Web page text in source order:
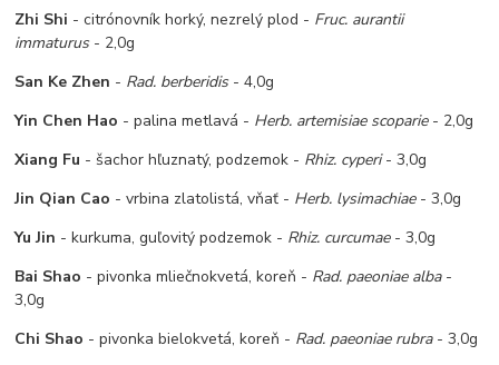
Zhi Shi - citrónovník horký, nezrelý plod - Fruc. aurantii
immaturus - 2,0g
San Ke Zhen - Rad. berberidis - 4,0g
Yin Chen Hao - palina metlavá - Herb. artemisiae scoparie- 2,0g
Xiang Fu - šachor hľuznatý, podzemok - Rhiz. cyperi- 3,0g
Jin Qian Cao - vrbina zlatolistá, vňať - Herb. lysimachiae - 3,0g
Yu Jin - kurkuma, guľovitý podzemok - Rhiz. curcumae- 3,0g
Bai Shao - pivonka mliečnokvetá, koreň - Rad. paeoniae alba-
3,0g
Chi Shao - pivonka bielokvetá, koreň - Rad. paeoniae rubra- 3,0g